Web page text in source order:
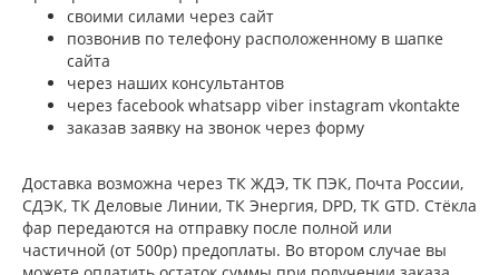
своими силами через сайт
позвонив по телефону расположенному в шапке
сайта
через наших консультантов
через facebook whatsapp viber instagram vkontakte
заказав заявку на звонок через форму
Доставка возможна через ТК ЖДЭ, ТК ПЭК, Почта России,
СДЭК, ТК Деловые Линии, ТК Энергия, DPD, ТК GTD. Стёкла
фар передаются на отправку после полной или
частичной (от 500р) предоплаты. Во втором случае вы